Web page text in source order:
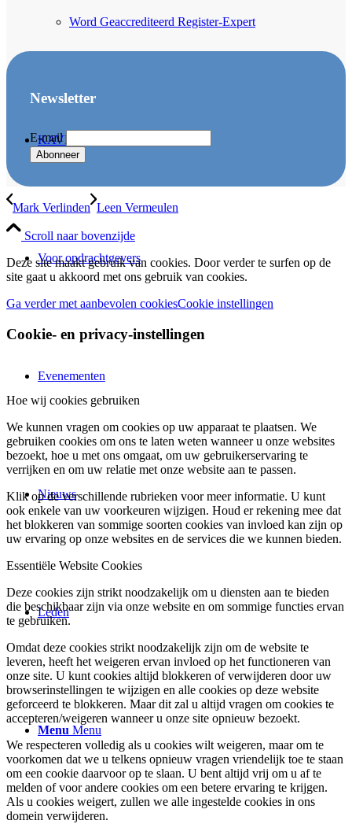
Word Geaccrediteerd Register-Expert
KAVEX Academy
Voor opdrachtgevers
Evenementen
Nieuws
Leden
Menu Menu
Newsletter
E-mail
Mark Verlinden Leen Vermeulen
Scroll naar bovenzijde
Deze site maakt gebruik van cookies. Door verder te surfen op de
site gaat u akkoord met ons gebruik van cookies.
Ga verder met aanbevolen cookiesCookie instellingen
Cookie- en privacy-instellingen
Hoe wij cookies gebruiken
We kunnen vragen om cookies op uw apparaat te plaatsen. We
gebruiken cookies om ons te laten weten wanneer u onze websites
bezoekt, hoe u met ons omgaat, om uw gebruikerservaring te
verrijken en om uw relatie met onze website aan te passen.
Klik op de verschillende rubrieken voor meer informatie. U kunt
ook enkele van uw voorkeuren wijzigen. Houd er rekening mee dat
het blokkeren van sommige soorten cookies van invloed kan zijn op
uw ervaring op onze websites en de services die we kunnen bieden.
Essentiële Website Cookies
Deze cookies zijn strikt noodzakelijk om u diensten aan te bieden
die beschikbaar zijn via onze website en om sommige functies ervan
te gebruiken.
Omdat deze cookies strikt noodzakelijk zijn om de website te
leveren, heeft het weigeren ervan invloed op het functioneren van
onze site. U kunt cookies altijd blokkeren of verwijderen door uw
browserinstellingen te wijzigen en alle cookies op deze website
geforceerd te blokkeren. Maar dit zal u altijd vragen om cookies te
accepteren/weigeren wanneer u onze site opnieuw bezoekt.
We respecteren volledig als u cookies wilt weigeren, maar om te
voorkomen dat we u telkens opnieuw vragen vriendelijk toe te staan
om een cookie daarvoor op te slaan. U bent altijd vrij om u af te
melden of voor andere cookies om een betere ervaring te krijgen.
Als u cookies weigert, zullen we alle ingestelde cookies in ons
domein verwijderen.